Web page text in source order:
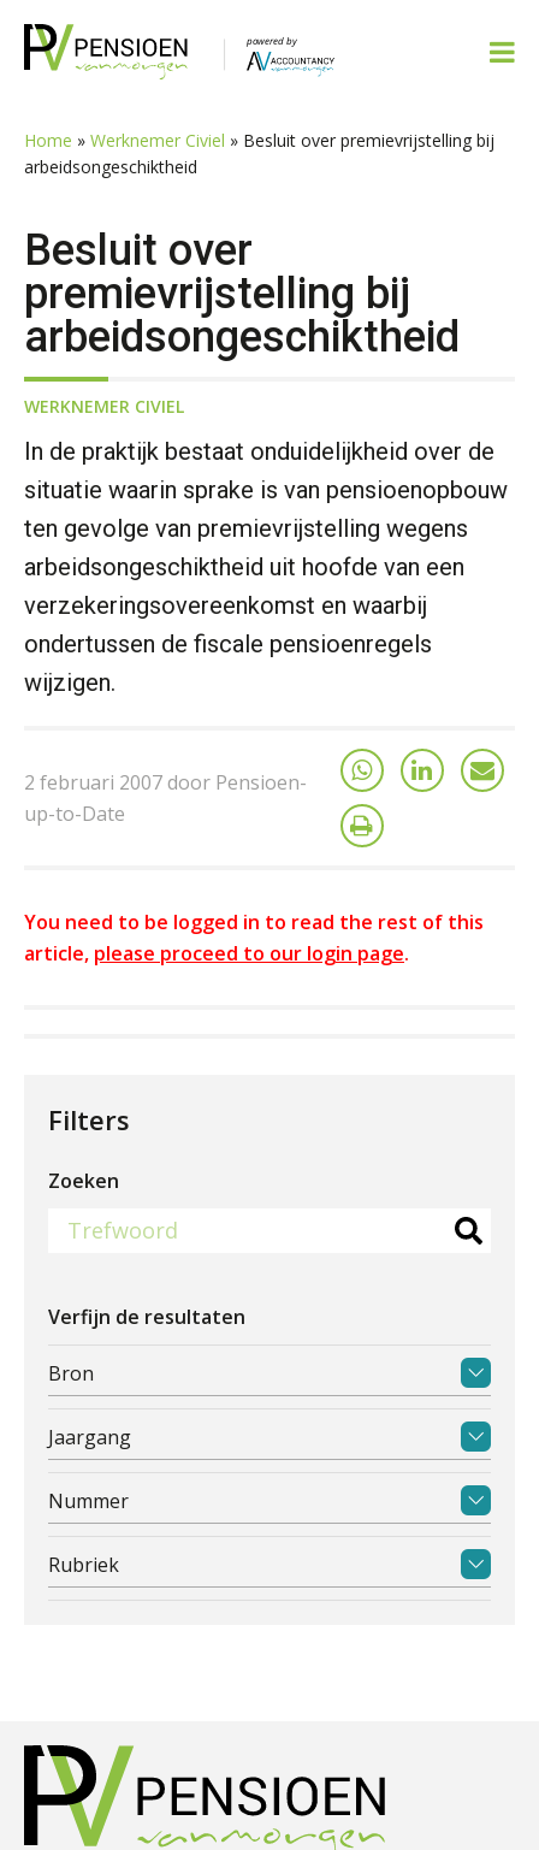
naar
naar
inhoud
naar
sidebar
naar
Home » Werknemer Civiel » Besluit over premievrijstelling bij
arbeidsongeschiktheid
Besluit over
premievrijstelling bij
arbeidsongeschiktheid
WERKNEMER CIVIEL
In de praktijk bestaat onduidelijkheid over de
situatie waarin sprake is van pensioenopbouw
ten gevolge van premievrijstelling wegens
arbeidsongeschiktheid uit hoofde van een
verzekeringsovereenkomst en waarbij
ondertussen de fiscale pensioenregels
wijzigen.
2 februari 2007 door Pensioen-
up-to-Date
You need to be logged in to read the rest of this
article, please proceed to our login page.
Filters
Zoeken
Verfijn de resultaten
Bron
Jaargang
Nummer
Rubriek